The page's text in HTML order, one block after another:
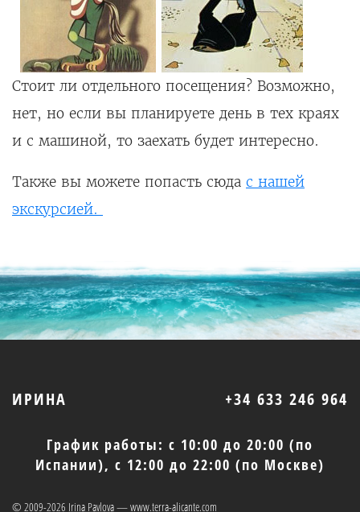
Стоит ли отдельного посещения? Возможно,
нет, но если вы планируете день в тех краях
и с машиной, то заехать будет интересно.
Также вы можете попасть сюда с нашей
экскурсией.
ИРИНА +34 633 246 964
График работы: с 10:00 до 20:00 (по
Испании), с 12:00 до 22:00 (по Москве)
© 2009-2026 Irina Pavlova— www.terra-alicante.com